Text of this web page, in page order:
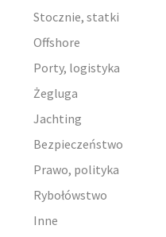
Stocznie, statki
Offshore
Porty, logistyka
Żegluga
Jachting
Bezpieczeństwo
Prawo, polityka
Rybołówstwo
Inne